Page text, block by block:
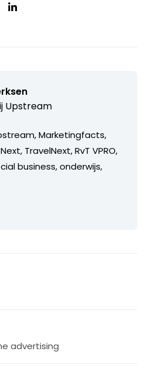
Upstream
Marketingfacts,
TravelNext, RvT VPRO,
business, onderwijs,
advertising